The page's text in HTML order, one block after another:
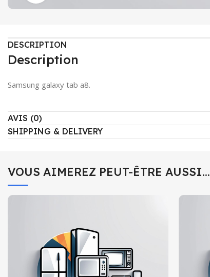
DESCRIPTION
Description
Samsung galaxy tab a8.
AVIS (0)
SHIPPING & DELIVERY
VOUS AIMEREZ PEUT-ÊTRE AUSSI…